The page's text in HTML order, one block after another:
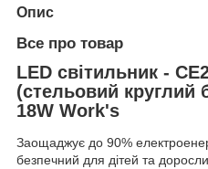
Опис
Все про товар
LED світильник -
(стельовий круглий
18W Work's
Заощаджує до 90%
безпечний для дітей та